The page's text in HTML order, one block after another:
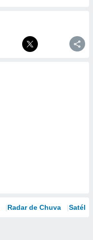
Radar de Chuva